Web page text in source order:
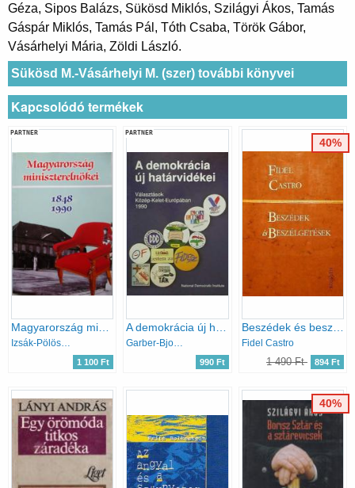
Géza, Sipos Balázs, Sükösd Miklós, Szilágyi Ákos, Tamás
Gáspár Miklós, Tamás Pál, Tóth Csaba, Török Gábor,
Vásárhelyi Mária, Zöldi László.
Sükösd M.-Vásárhelyi M. (szer) további könyvei
Kapcsolódó termékek
PARTNER
1 100 Ft
PARTNER
990 Ft
Beszédek és beszélgetések
Fidel Castro
1 490 Ft 894 Ft
40%
40%